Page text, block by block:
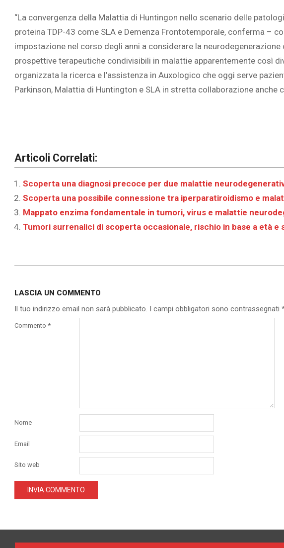
“La convergenza della Malattia di Huntingon nello scenario delle
proteina TDP-43 come SLA e Demenza Frontotemporale, conferma –
impostazione nel corso degli anni a considerare la
prospettive terapeutiche condivisibili in malattie apparentemente così
organizzata la ricerca e l’assistenza in Auxologico che oggi serve
Parkinson, Malattia di Huntington e SLA in stretta collaborazione anche
Articoli Correlati:
Scoperta una diagnosi precoce per due malattie
Scoperta una possibile connessione tra iperparatiroidismo e
Mappato enzima fondamentale in tumori, virus e malattie
Tumori surrenalici di scoperta occasionale, rischio in base a età e
04
LASCIA UN COMMENTO
Il tuo indirizzo email non sarà pubblicato. I campi obbligatori sono contrassegnati
Commento *
Nome
Email
Sito web